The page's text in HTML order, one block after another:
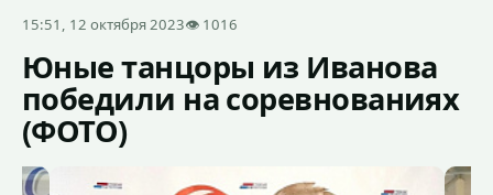
15:51, 12 октября 2023👁 1016
Юные танцоры из Иванова
победили на соревнованиях
(ФОТО)